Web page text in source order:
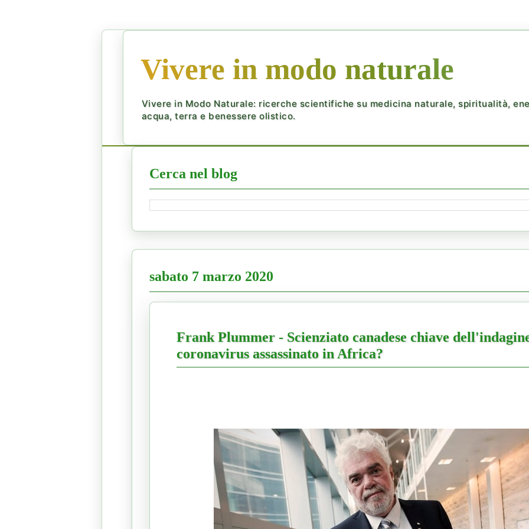
Vivere in modo naturale
Vivere in Modo Naturale: ricerche scientifiche su medicina naturale, spiritualità,
acqua, terra e benessere olistico.
Cerca nel blog
sabato 7 marzo 2020
Frank Plummer - Scienziato canadese chiave
coronavirus assassinato in Africa?